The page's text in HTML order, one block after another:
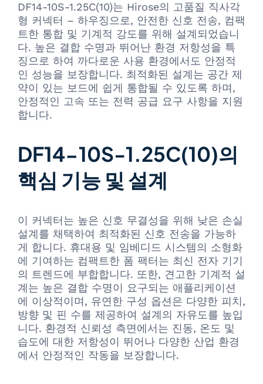
DF14-10S-1.25C(10)는 Hirose의 고품질 직사각
형 커넥터 – 하우징으로, 안전한 신호 전송, 컴팩
트한 통합 및 기계적 강도를 위해 설계되었습니
다. 높은 결합 수명과 뛰어난 환경 저항성을 특
징으로 하여 까다로운 사용 환경에서도 안정적
인 성능을 보장합니다. 최적화된 설계는 공간 제
약이 있는 보드에 쉽게 통합될 수 있도록 하며,
안정적인 고속 또는 전력 공급 요구 사항을 지원
합니다.
DF14-10S-1.25C(10)의
핵심 기능 및 설계
이 커넥터는 높은 신호 무결성을 위해 낮은 손실
설계를 채택하여 최적화된 신호 전송을 가능하
게 합니다. 휴대용 및 임베디드 시스템의 소형화
에 기여하는 컴팩트한 폼 팩터는 최신 전자 기기
의 트렌드에 부합합니다. 또한, 견고한 기계적 설
계는 높은 결합 수명이 요구되는 애플리케이션
에 이상적이며, 유연한 구성 옵션은 다양한 피치,
방향 및 핀 수를 제공하여 설계의 자유도를 높입
니다. 환경적 신뢰성 측면에서는 진동, 온도 및
습도에 대한 저항성이 뛰어나 다양한 산업 환경
에서 안정적인 작동을 보장합니다.